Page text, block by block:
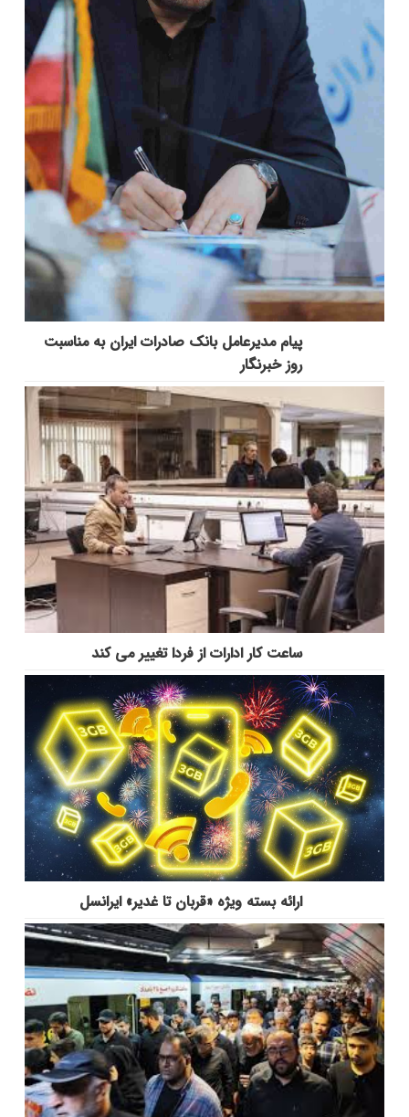
پیام مدیرعامل بانک صادرات ایران به مناسبت
روز خبرنگار
ساعت کار ادارات از فردا تغییر می کند
ارائه بسته ویژه «قربان تا غدیر» ایرانسل